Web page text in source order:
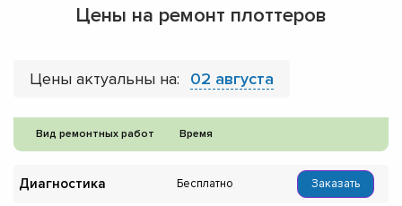
Цены на ремонт плоттеров
Цены актуальны на: 02 августа
Вид ремонтных работ Время
Диагностика Бесплатно Заказать